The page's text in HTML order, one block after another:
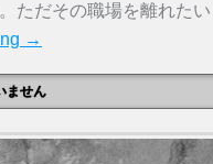
ただその職場を離れた
→
ません